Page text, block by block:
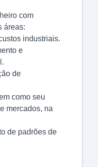
com
áreas:
industriais.
e
de
como seu
mercados, na
de padrões de